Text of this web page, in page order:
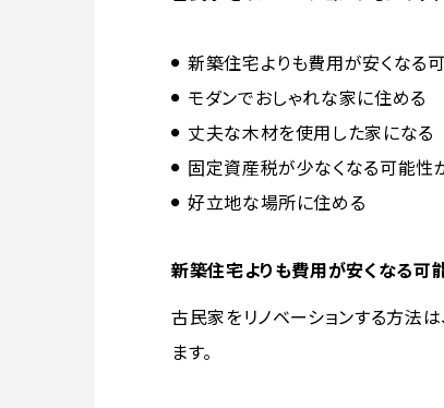
新築住宅よりも費用が安くなる
モダンでおしゃれな家に住める
丈夫な木材を使用した家になる
固定資産税が少なくなる可能性
好立地な場所に住める
新築住宅よりも費用が安くなる可
古民家をリノベーションする方法
ます。